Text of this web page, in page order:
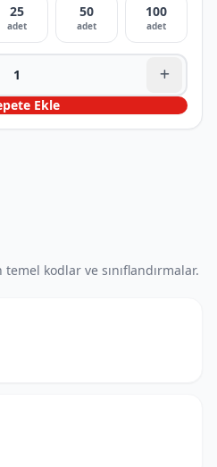
25
adet
50
adet
100
adet
Ekle
temel kodlar ve sınıflandırmalar.